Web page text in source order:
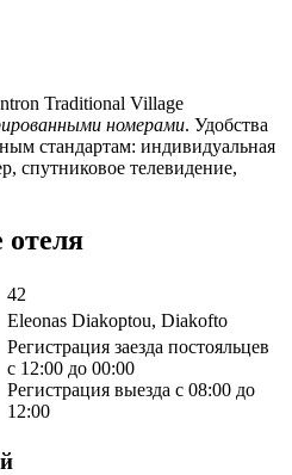
Traditional Village
номерами. Удобства
стандартам: индивидуальная
спутниковое телевидение,
отеля
42
Eleonas Diakoptou, Diakofto
Регистрация заезда постояльцев
с 12:00 до 00:00
Регистрация выезда с 08:00 до
12:00